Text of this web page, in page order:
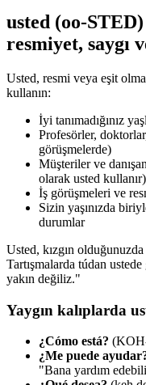
usted (oo-
resmiyet, saygı
Usted, resmi veya eşit
kullanın:
İyi tanımadığınız
Profesörler,
görüşmelerde)
Müşteriler ve
olarak usted kullanır)
İş görüşmeleri ve
Sizin yaşınızda
durumlar
Usted, kızgın
Tartışmalarda túdan
yakın değiliz."
Yaygın kalıplarda
¿Cómo está?
¿Me puede
"Bana yardım